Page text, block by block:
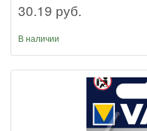
30.19 руб.
В наличии